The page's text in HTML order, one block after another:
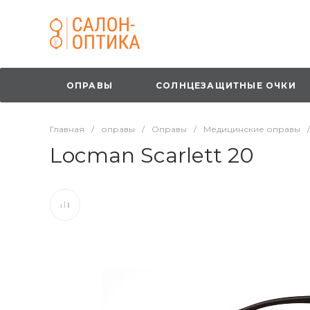
ОПРАВЫ СОЛНЦЕЗАЩИТНЫЕ ОЧКИ
Главная / оправы / Оправы / Медицинские оправы /
Locman Scarlett 20